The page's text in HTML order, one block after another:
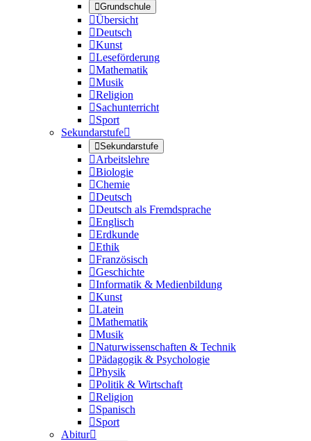
Grundschule
Übersicht
Deutsch
Kunst
Leseförderung
Mathematik
Musik
Religion
Sachunterricht
Sport
Sekundarstufe
Sekundarstufe
Arbeitslehre
Biologie
Chemie
Deutsch
Deutsch als Fremdsprache
Englisch
Erdkunde
Ethik
Französisch
Geschichte
Informatik & Medienbildung
Kunst
Latein
Mathematik
Musik
Naturwissenschaften & Technik
Pädagogik & Psychologie
Physik
Politik & Wirtschaft
Religion
Spanisch
Sport
Abitur